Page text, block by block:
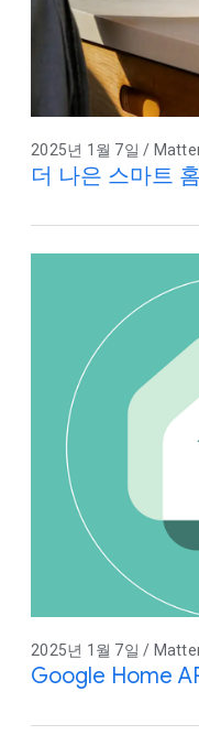
2025년 1월 7일 /
더 나은 스마트
2025년 1월 7일 /
Google Home